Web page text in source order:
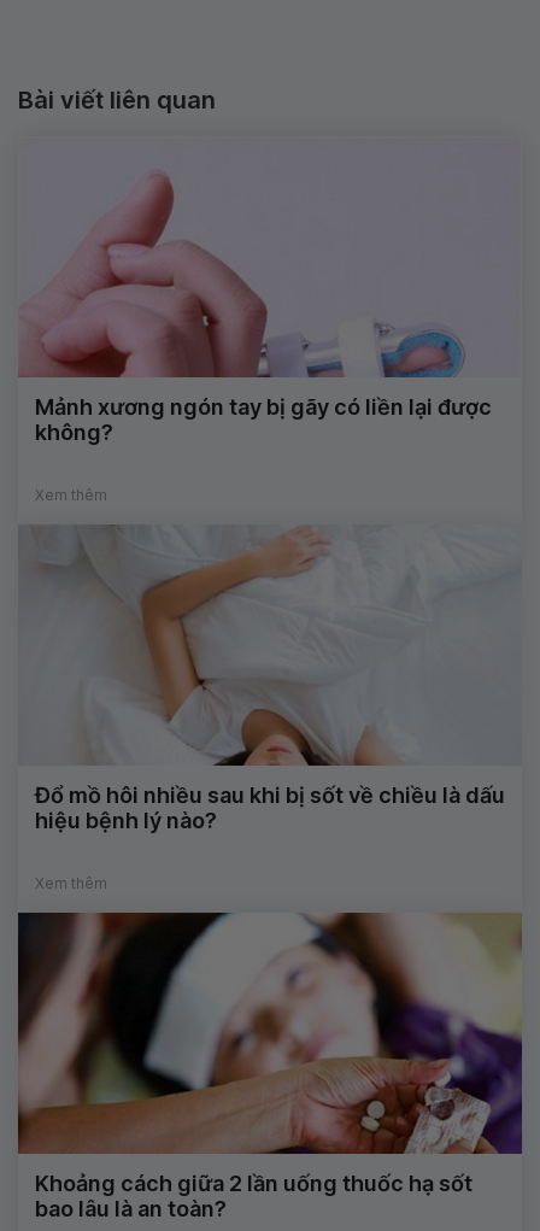
Bài viết liên quan
Mảnh xương ngón tay bị gãy có liền lại được
không?
Xem thêm
Đổ mồ hôi nhiều sau khi bị sốt về chiều là dấu
hiệu bệnh lý nào?
Xem thêm
Khoảng cách giữa 2 lần uống thuốc hạ sốt
bao lâu là an toàn?